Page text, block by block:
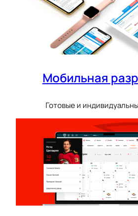
Мобильная
Готовые и